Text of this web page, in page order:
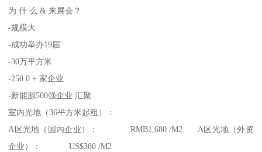
为 什 么 & 来展会？
-规模大
-成功举办19届
-30万平方米
-250 0 + 家企业
-新能源500强企业 汇聚
室内光地（36平方米起租）：
A区光地（国内企业）： RMB1,680 /M2 A区光地（外资
企业）： US$380 /M2